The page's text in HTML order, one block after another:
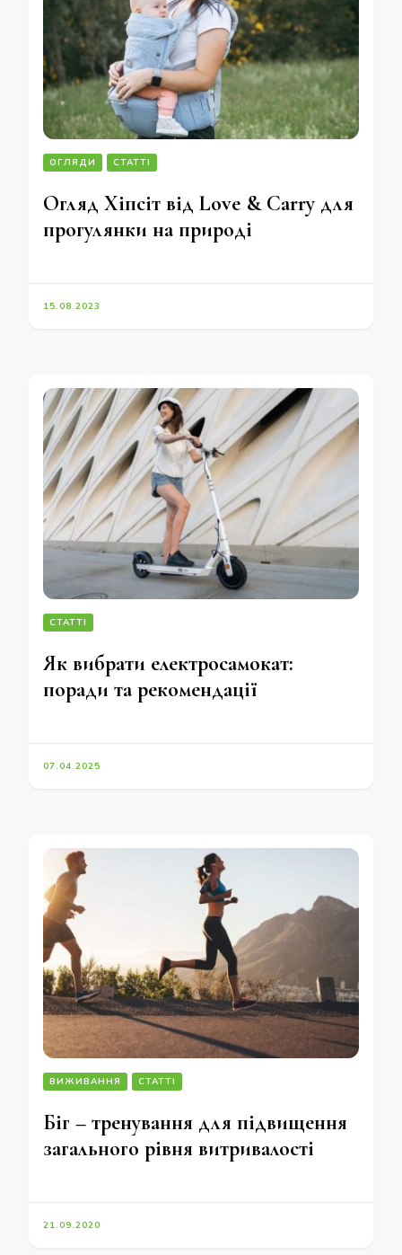
ОГЛЯДИ СТАТТІ
Огляд Хіпсіт від Love & Carry для
прогулянки на природі
15.08.2023
СТАТТІ
Як вибрати електросамокат:
поради та рекомендації
07.04.2025
ВИЖИВАННЯ СТАТТІ
Біг – тренування для підвищення
загального рівня витривалості
21.09.2020